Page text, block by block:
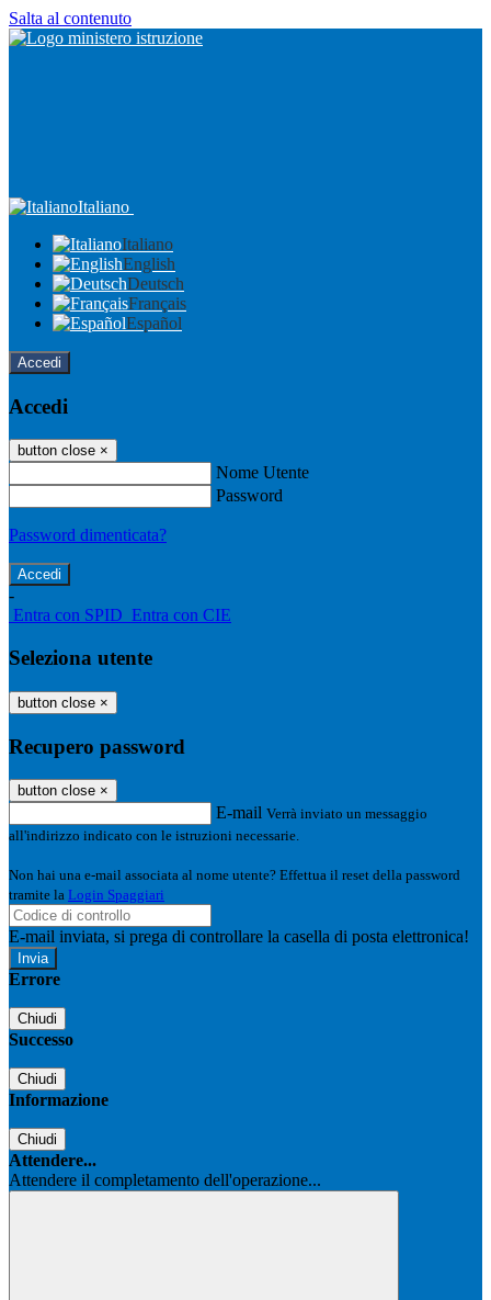
Salta al contenuto
Italiano
Italiano
English
Deutsch
Français
Español
Accedi
Accedi
button close ×
Nome Utente
Password
Password dimenticata?
-
Entra con SPID Entra con CIE
Seleziona utente
button close ×
Recupero password
button close ×
E-mail Verrà inviato un messaggio
all'indirizzo indicato con le istruzioni necessarie.
Non hai una e-mail associata al nome utente? Effettua il reset della password
tramite la Login Spaggiari
E-mail inviata, si prega di controllare la casella di posta elettronica!
Errore
Chiudi
Successo
Chiudi
Informazione
Chiudi
Attendere...
Attendere il completamento dell'operazione...